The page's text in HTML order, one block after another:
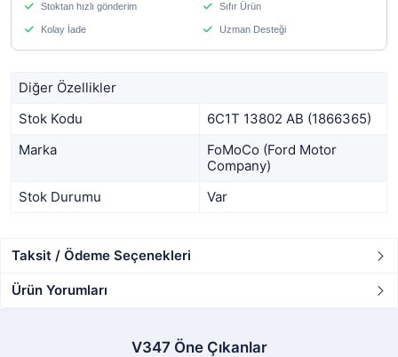
Stoktan hızlı gönderim Sıfır Ürün
Kolay İade Uzman Desteği
Diğer Özellikler
Stok Kodu
6C1T 13802 AB (1866365)
Marka
FoMoCo (Ford Motor
Company)
Stok Durumu
Var
Taksit / Ödeme Seçenekleri
Ürün Yorumları
V347 Öne Çıkanlar